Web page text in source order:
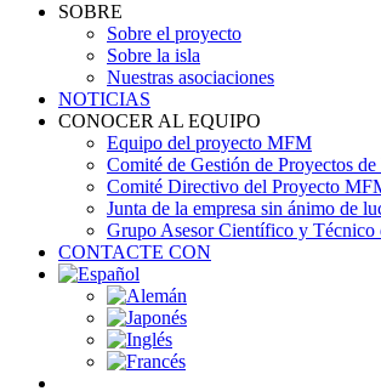
SOBRE
Sobre el proyecto
Sobre la isla
Nuestras asociaciones
NOTICIAS
CONOCER AL EQUIPO
Equipo del proyecto MFM
Comité de Gestión de Proyectos
Comité Directivo del Proyecto
Junta de la empresa sin ánimo de
Grupo Asesor Científico y
CONTACTE CON